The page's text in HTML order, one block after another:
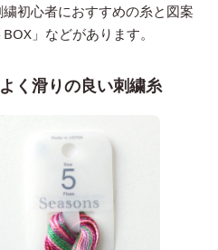
初心者におすすめの糸と図案
」などがあります。
く滑りの良い刺繍糸